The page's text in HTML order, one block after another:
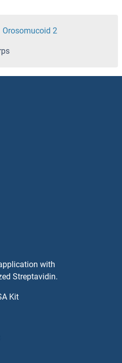
Orosomucoid 2
with
Streptavidin.
Kit